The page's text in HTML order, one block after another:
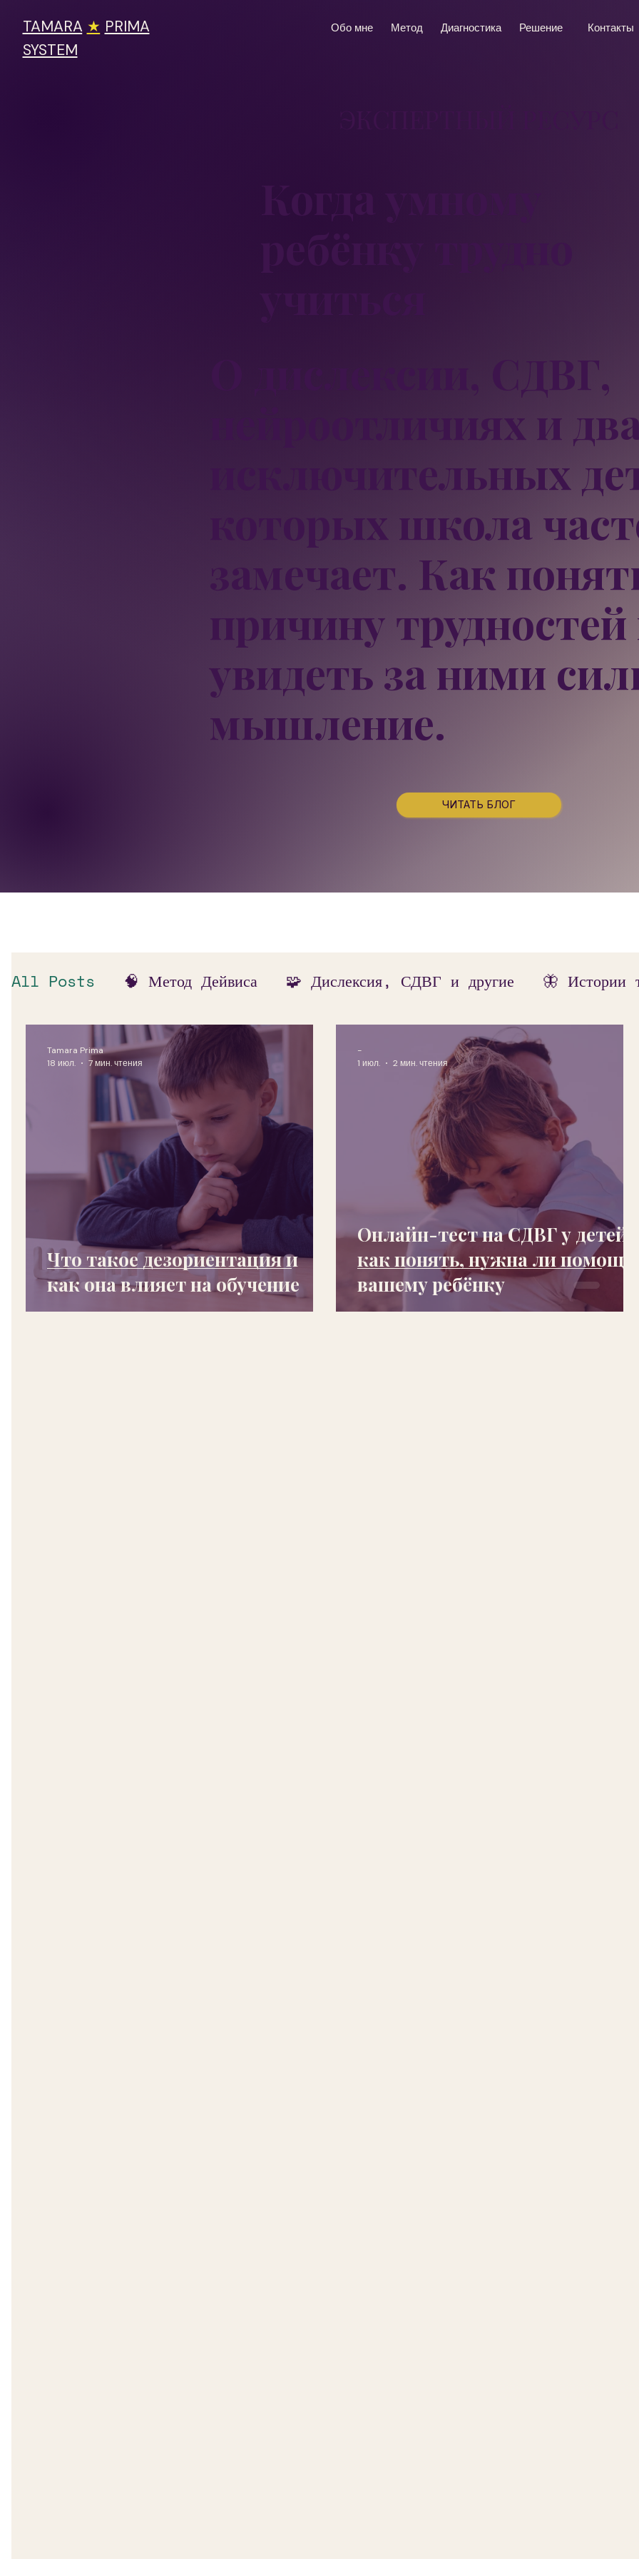
TAMARA ★ PRIMA
SYSTEM
Обо мне Метод Диагностика Решение Контакты
О дислексии, СДВГ,
нейроотличиях и
исключительных
которых школа
замечает. Как
причину
увидеть за ними
мышление.
ЧИТАТЬ БЛОГ
All Posts 🧠 Метод Дейвиса 🧩 Дислексия, СДВГ и другие 🦋 Истории
🔍 Диагностика и анализ 🎯 Помощь родителям Метод PRIMA
Что такое дезориентация и
как она влияет на обучение
Tamara Prima
18 июл.
7 мин. чтения
Онлайн-тест на СДВГ у детей:
как понять, нужна ли помощь
вашему ребёнку
-
1 июл.
2 мин. чтения